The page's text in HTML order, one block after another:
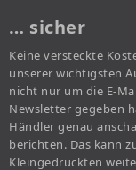
… sicher
Keine versteckte
unserer wichtigsten
nicht nur um die E-
Newsletter gegeben
Händler genau
berichten. Das kann
Kleingedruckten